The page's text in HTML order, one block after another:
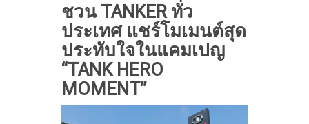
ชวน TANKER ทั่ว
ประเทศ แชร์โมเมนต์สุด
ประทับใจในแคมเปญ
“TANK HERO
MOMENT”